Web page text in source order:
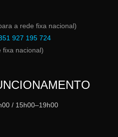
a rede fixa nacional)
927 195 724
fixa nacional)
/ 15h00–19h00